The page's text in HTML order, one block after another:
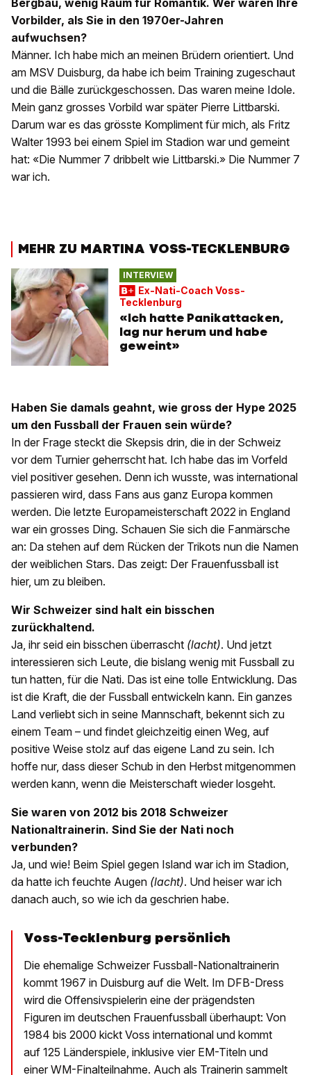
Bergbau, wenig Raum für Romantik. Wer waren Ihre
Vorbilder, als Sie in den 1970er-Jahren
aufwuchsen?
Männer. Ich habe mich an meinen Brüdern orientiert. Und
am MSV Duisburg, da habe ich beim Training zugeschaut
und die Bälle zurückgeschossen. Das waren meine Idole.
Mein ganz grosses Vorbild war später Pierre Littbarski.
Darum war es das grösste Kompliment für mich, als Fritz
Walter 1993 bei einem Spiel im Stadion war und gemeint
hat: «Die Nummer 7 dribbelt wie Littbarski.» Die Nummer 7
war ich.
MEHR ZU MARTINA VOSS-TECKLENBURG
INTERVIEW
Ex-Nati-Coach Voss-
Tecklenburg
«Ich hatte Panikattacken,
lag nur herum und habe
geweint»
Haben Sie damals geahnt, wie gross der Hype 2025
um den Fussball der Frauen sein würde?
In der Frage steckt die Skepsis drin, die in der Schweiz
vor dem Turnier geherrscht hat. Ich habe das im Vorfeld
viel positiver gesehen. Denn ich wusste, was international
passieren wird, dass Fans aus ganz Europa kommen
werden. Die letzte Europameisterschaft 2022 in England
war ein grosses Ding. Schauen Sie sich die Fanmärsche
an: Da stehen auf dem Rücken der Trikots nun die Namen
der weiblichen Stars. Das zeigt: Der Frauenfussball ist
hier, um zu bleiben.
Wir Schweizer sind halt ein bisschen
zurückhaltend.
Ja, ihr seid ein bisschen überrascht (lacht). Und jetzt
interessieren sich Leute, die bislang wenig mit Fussball zu
tun hatten, für die Nati. Das ist eine tolle Entwicklung. Das
ist die Kraft, die der Fussball entwickeln kann. Ein ganzes
Land verliebt sich in seine Mannschaft, bekennt sich zu
einem Team – und findet gleichzeitig einen Weg, auf
positive Weise stolz auf das eigene Land zu sein. Ich
hoffe nur, dass dieser Schub in den Herbst mitgenommen
werden kann, wenn die Meisterschaft wieder losgeht.
Sie waren von 2012 bis 2018 Schweizer
Nationaltrainerin. Sind Sie der Nati noch
verbunden?
Ja, und wie! Beim Spiel gegen Island war ich im Stadion,
da hatte ich feuchte Augen (lacht). Und heiser war ich
danach auch, so wie ich da geschrien habe.
Voss-Tecklenburg persönlich
Die ehemalige Schweizer Fussball-Nationaltrainerin
kommt 1967 in Duisburg auf die Welt. Im DFB-Dress
wird die Offensivspielerin eine der prägendsten
Figuren im deutschen Frauenfussball überhaupt: Von
1984 bis 2000 kickt Voss international und kommt
auf 125 Länderspiele, inklusive vier EM-Titeln und
einer WM-Finalteilnahme. Auch als Trainerin sammelt